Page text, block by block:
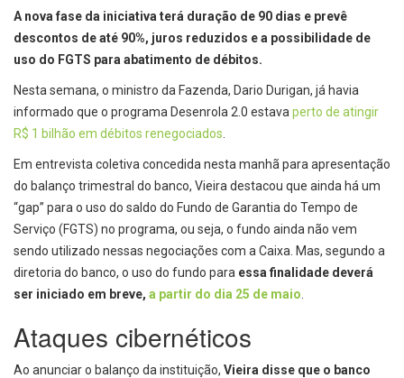
A nova fase da iniciativa terá duração de 90 dias e prevê
descontos de até 90%, juros reduzidos e a possibilidade de
uso do FGTS para abatimento de débitos.
Nesta semana, o ministro da Fazenda, Dario Durigan, já havia
informado que o programa Desenrola 2.0 estava perto de atingir
R$ 1 bilhão em débitos renegociados
Em entrevista coletiva concedida nesta manhã para apresentação
do balanço trimestral do banco, Vieira destacou que ainda há um
“gap” para o uso do saldo do Fundo de Garantia do Tempo de
Serviço (FGTS) no programa, ou seja, o fundo ainda não vem
sendo utilizado nessas negociações com a Caixa. Mas, segundo a
diretoria do banco, o uso do fundo para essa finalidade deverá
ser iniciado em breve, a partir do dia 25 de maio
Ataques cibernéticos
Ao anunciar o balanço da instituição, Vieira disse que o banco